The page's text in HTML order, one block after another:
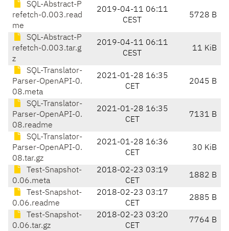
SQL-Abstract-P
refetch-0.003.read
me
2019-04-11 06:11
CEST
5728 B
SQL-Abstract-P
refetch-0.003.tar.g
z
2019-04-11 06:11
CEST
11 KiB
SQL-Translator-
Parser-OpenAPI-0.
08.meta
2021-01-28 16:35
CET
2045 B
SQL-Translator-
Parser-OpenAPI-0.
08.readme
2021-01-28 16:35
CET
7131 B
SQL-Translator-
Parser-OpenAPI-0.
08.tar.gz
2021-01-28 16:36
CET
30 KiB
Test-Snapshot-
0.06.meta
2018-02-23 03:19
CET
1882 B
Test-Snapshot-
0.06.readme
2018-02-23 03:17
CET
2885 B
Test-Snapshot-
0.06.tar.gz
2018-02-23 03:20
CET
7764 B